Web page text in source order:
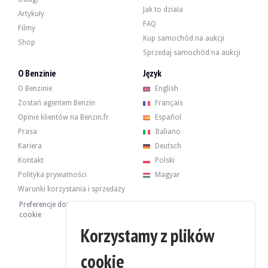
Ośmiocylindrowy silnik o pojemności 5,7 litra rozwijał moc 228 KM w
- Demontaż/wymiana silnika i skrzyni biegów
- Piaskowanie i malowanie silnika
- Geometria
- modernizacja układu hamulcowego
- bougies
- spuścić wszystkie płyny
Sprzedający chciał ustalić cenę rezerwową.
Artykuły
Filmy
Shop
Jak to działa
FAQ
Kup samochód na aukcji
Sprzedaj samochód na aukcji
O Benzinie
O Benzinie
Zostań agentem Benzin
Opinie klientów na Benzin.fr
Prasa
Kariera
Kontakt
Polityka prywatności
Warunki korzystania i sprzedaży
Preferencje dotyczące plików
cookie
Język
English
Français
Español
Italiano
Deutsch
Polski
Magyar
Korzystamy z plików
cookie